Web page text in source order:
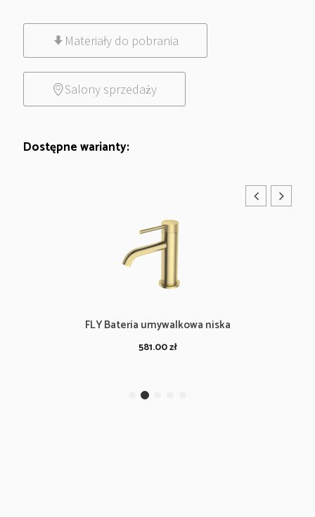
Materiały do pobrania
Salony sprzedaży
Dostępne warianty:
FLY Bateria umywalkowa niska
581.00zł